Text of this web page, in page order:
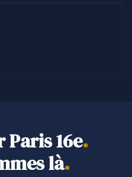
16e.
là.